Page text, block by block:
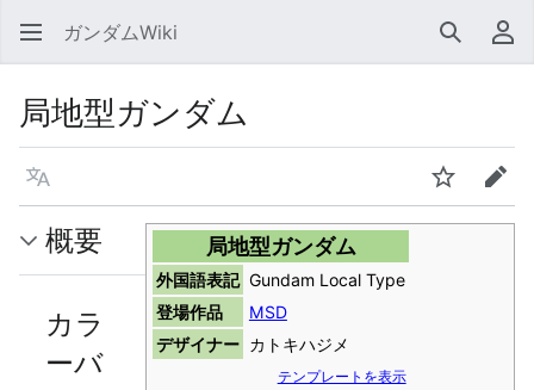
ガンダムWiki 検索 利
局地型ガンダム
言語 ウォッチ編集
局地型ガンダム
外国語表記 Gundam Local Type
登場作品
MSD
デザイナー カトキハジメ
テンプレートを表示
概要
カラ
ーバ